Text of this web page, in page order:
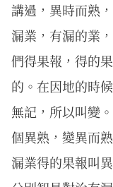
講過，異時而熟
漏業，有漏的業
們得果報，得的
的。在因地的時
無記，所以叫變
個異熟，變異而
漏業得的果報叫